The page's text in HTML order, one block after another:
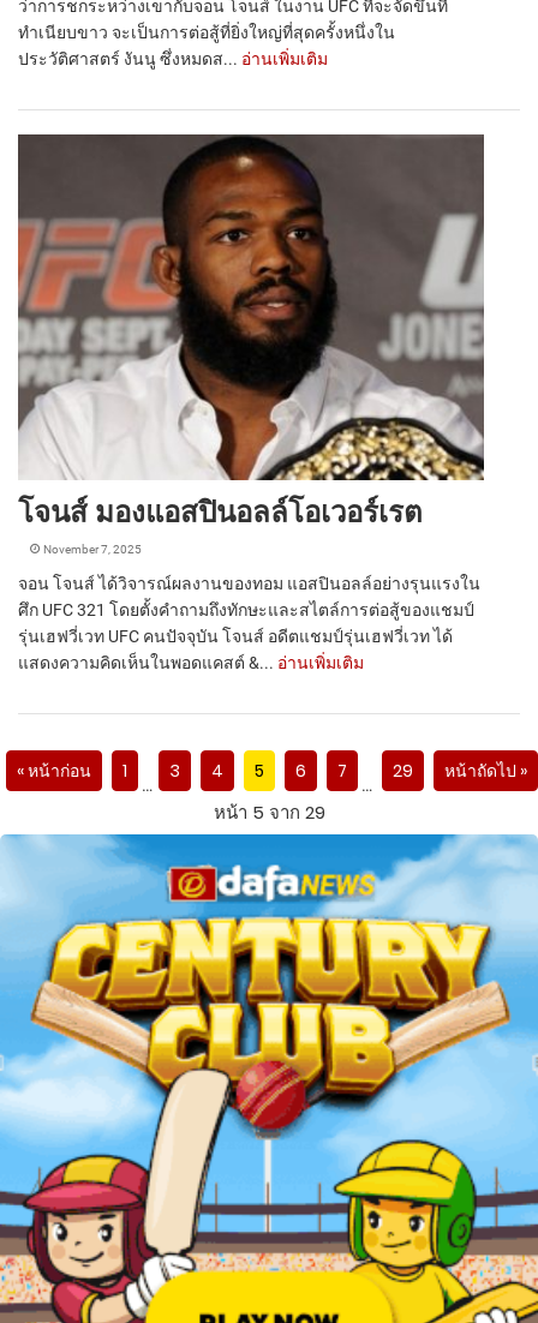
ว่าการชกระหว่างเขากับจอน โจนส์ ในงาน UFC ที่จะจัดขึ้นที่
ทำเนียบขาว จะเป็นการต่อสู้ที่ยิ่งใหญ่ที่สุดครั้งหนึ่งใน
ประวัติศาสตร์ งันนู ​​ซึ่งหมดส... อ่านเพิ่มเติม
โจนส์ มองแอสปินอลล์โอเวอร์เรต
November 7, 2025
จอน โจนส์ ได้วิจารณ์ผลงานของทอม แอสปินอลล์อย่างรุนแรงใน
ศึก UFC 321 โดยตั้งคำถามถึงทักษะและสไตล์การต่อสู้ของแชมป์
รุ่นเฮฟวี่เวท UFC คนปัจจุบัน โจนส์ อดีตแชมป์รุ่นเฮฟวี่เวท ได้
แสดงความคิดเห็นในพอดแคสต์ &... อ่านเพิ่มเติม
« หน้าก่อน 1
…
3 4 5 6 7
…
29 หน้าถัดไป »
หน้า 5 จาก 29